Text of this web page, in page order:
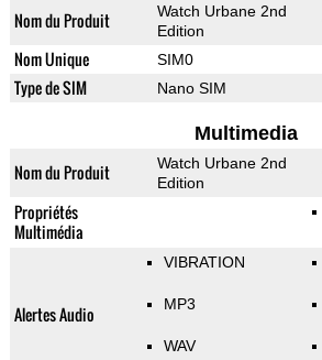
Nom du Produit
Watch Urbane 2nd
Edition
Nom Unique SIM0
Type de SIM Nano SIM
Multimedia
Nom du Produit
Watch Urbane 2nd
Edition
Propriétés
Multimédia
Alertes Audio
VIBRATION
MP3
WAV